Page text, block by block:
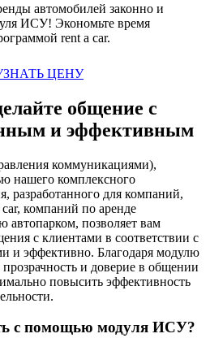
автомобилей законно и
ИСУ! Экономьте время
rent a car.
ЦЕНУ
общение с
и эффективным
коммуникациями),
нашего комплексного
разработанного для компаний,
компаний по аренде
автопарком, позволяет вам
с клиентами в соответствии с
и эффективно. Благодаря модулю
и доверие в общении
повысить эффективность
с помощью модуля ИСУ?